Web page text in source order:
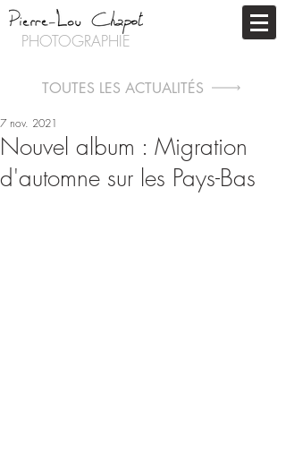
PHOTOGRAPHIE
TOUTES LES ACTUALITÉS
Nouvel album : Migration
d'automne sur les Pays-Bas
7 nov. 2021